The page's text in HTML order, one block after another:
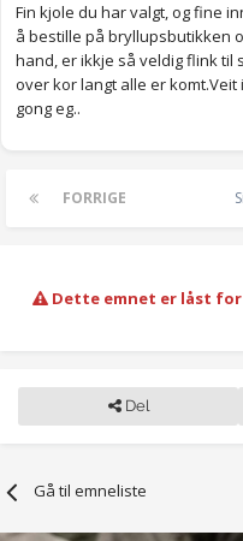
Fin kjole du har valgt, og fine
å bestille på bryllupsbutikken
hand, er ikkje så veldig flink til
over kor langt alle er
gong eg..
FORRIGE
Dette emnet er låst for
Del
Gå til emneliste